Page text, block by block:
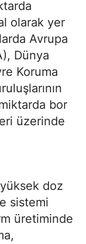
olarak yer
Avrupa
Dünya
Koruma
bor
üzerinde
doz
sistemi
üretiminde